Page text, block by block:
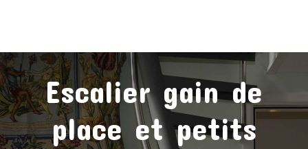
Escalier gain de
place et petits